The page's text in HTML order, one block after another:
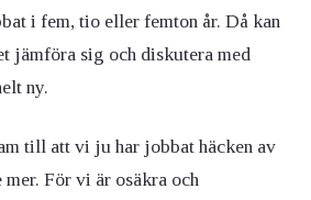
i fem, tio eller femton år. Då kan
jämföra sig och diskutera med
ny.
till att vi ju har jobbat häcken av
mer. För vi är osäkra och